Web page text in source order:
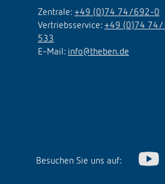
Zentrale: +49 (0)74 74/692-0
Vertriebsservice: +49 (0)74 74/
533
E-Mail: info@theben.de
Besuchen Sie uns auf: